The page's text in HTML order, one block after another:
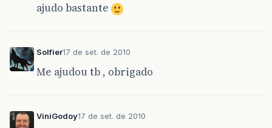
ajudo bastante
Solfier17 de set. de 2010
Me ajudou tb , obrigado
ViniGodoy17 de set. de 2010